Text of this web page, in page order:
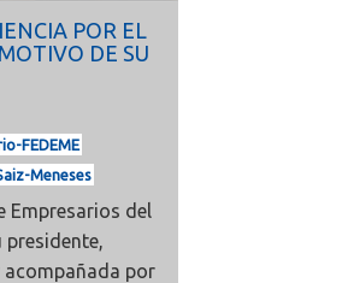
POR EL
DE SU
FEDEME
Meneses
Empresarios del
presidente,
acompañada por